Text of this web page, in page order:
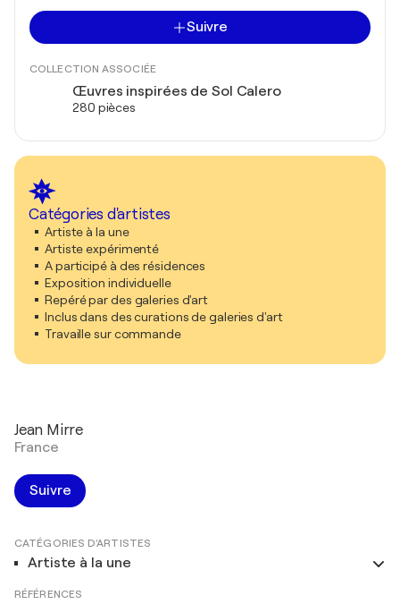
Suivre
COLLECTION ASSOCIÉE
Œuvres inspirées de Sol Calero
280 pièces
Catégories d'artistes
Artiste à la une
Artiste expérimenté
A participé à des résidences
Exposition individuelle
Repéré par des galeries d'art
Inclus dans des curations de galeries d'art
Travaille sur commande
Jean Mirre
France
Suivre
CATÉGORIES D'ARTISTES
Artiste à la une
RÉFÉRENCES